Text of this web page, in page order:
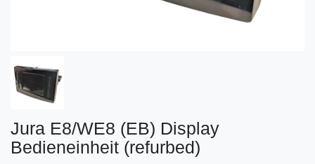
Jura E8/WE8 (EB) Display
Bedieneinheit (refurbed)